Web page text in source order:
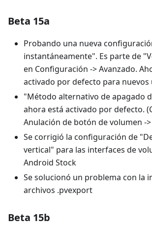
Beta 15a
Probando una nueva
instantáneamente". Es parte de
en Configuración -> Avanzado.
activado por defecto para nuevos
"Método alternativo de apagado
ahora está activado por defecto.
Anulación de botón de volumen -
Se corrigió la configuración de
vertical" para las interfaces de
Android Stock
Se solucionó un problema con la
archivos .pvexport
Beta 15b